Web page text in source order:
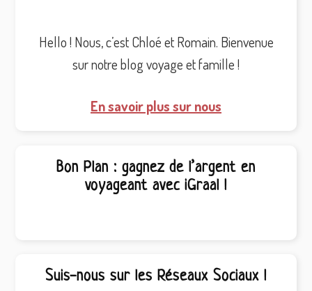
principale
Hello ! Nous, c’est Chloé et Romain. Bienvenue
sur notre blog voyage et famille !
En savoir plus sur nous
Bon Plan : gagnez de l’argent en
voyageant avec iGraal !
Suis-nous sur les Réseaux Sociaux !